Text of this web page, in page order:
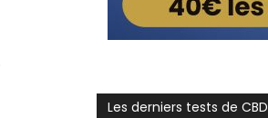
Les derniers tests de CBD